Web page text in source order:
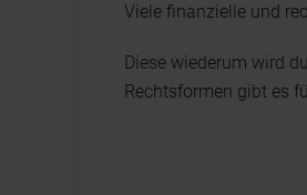
Viele finanzielle und
Diese wiederum wird
Rechtsformen gibt es